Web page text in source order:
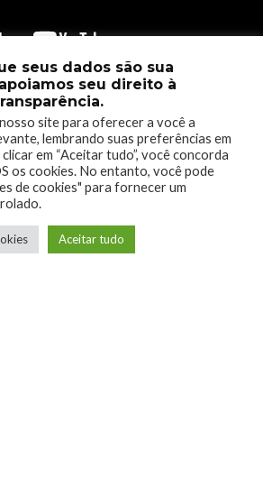
HYPERBRAWL TOURNAMENT
seus dados são sua
seu direito à
site para oferecer a você a
lembrando suas preferências em
em “Aceitar tudo”, você concorda
os cookies. No entanto, você pode
de cookies" para fornecer um
Aceitar tudo